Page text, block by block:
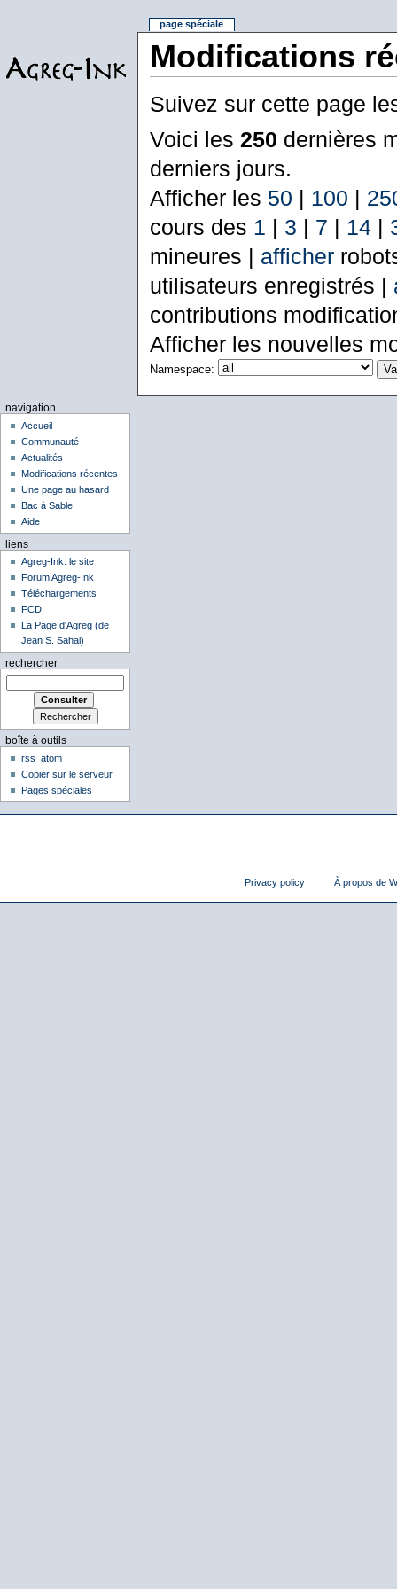
Modifications
Suivez sur cette page
Voici les 250 dernières
derniers jours.
Afficher les 50 | 100 |
cours des 1 | 3 | 7 | 14|
mineures | afficher
utilisateurs enregistrés |
contributions
Afficher les nouvelles
Namespace:
page spéciale
navigation
Accueil
Communauté
Actualités
Modifications récentes
Une page au hasard
Bac à Sable
Aide
liens
Agreg-Ink: le site
Forum Agreg-Ink
Téléchargements
FCD
La Page d'Agreg (de
Jean S. Sahai)
rechercher
boîte à outils
rss
atom
Copier sur le serveur
Pages spéciales
Privacy policy À propos de